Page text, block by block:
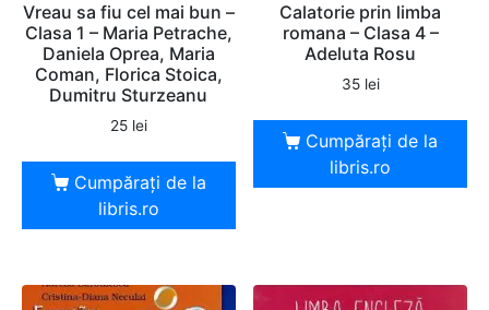
Vreau sa fiu cel mai bun –
Clasa 1 – Maria Petrache,
Daniela Oprea, Maria
Coman, Florica Stoica,
Dumitru Sturzeanu
25 lei
Cumpărați de la
libris.ro
Calatorie prin limba
romana – Clasa 4 –
Adeluta Rosu
35 lei
Cumpărați de la
libris.ro